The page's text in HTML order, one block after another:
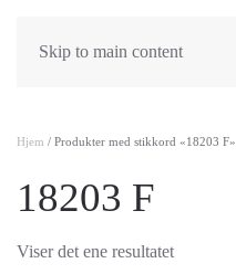
Skip to main content
Hjem / Produkter med stikkord «18203 F»
18203 F
Viser det ene resultatet